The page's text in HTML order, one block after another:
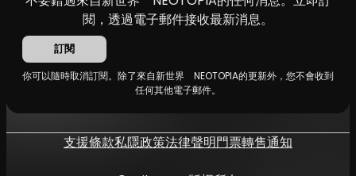
閱，透過電子郵件接收最新消息。
訂閱
你可以隨時取消訂閱。除了來自新世界 NEOTOPIA的更新外，您不會收到
任何其他電子郵件。
支援條款私隱政策法律聲明門票轉售通知